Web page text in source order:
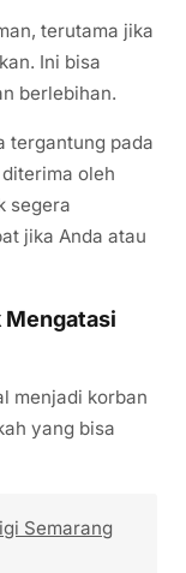
terutama jika
Ini bisa
berlebihan.
tergantung pada
oleh
segera
jika Anda atau
Mengatasi
menjadi korban
yang bisa
Semarang